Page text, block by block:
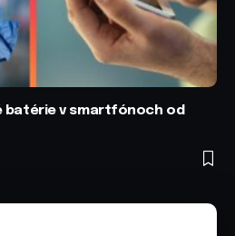
batérie v smartfónoch od